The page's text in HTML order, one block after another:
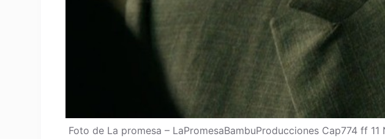
Foto de La promesa – LaPromesaBambuProducciones Cap774 ff